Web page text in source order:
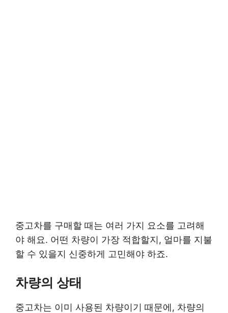
중고차를 구매할 때는 여러 가지 요소를 고려해
야 해요. 어떤 차량이 가장 적합할지, 얼마를 지불
할 수 있을지 신중하게 고민해야 하죠.
차량의 상태
중고차는 이미 사용된 차량이기 때문에, 차량의